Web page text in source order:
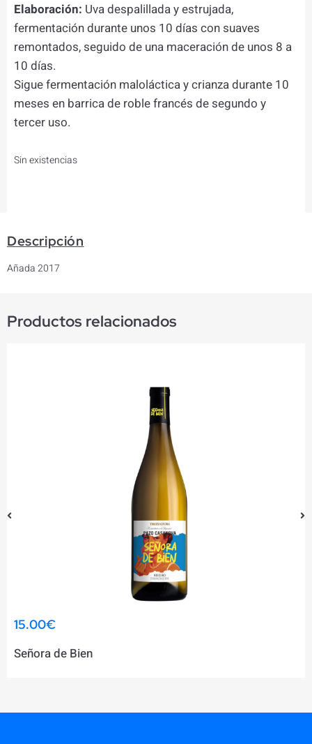
Elaboración: Uva despalillada y estrujada,
fermentación durante unos 10 días con suaves
remontados, seguido de una maceración de unos 8 a
10 días.
Sigue fermentación maloláctica y crianza durante 10
meses en barrica de roble francés de segundo y
tercer uso.
Sin existencias
Descripción
Añada 2017
Productos relacionados
Señora de Bien
15.00€